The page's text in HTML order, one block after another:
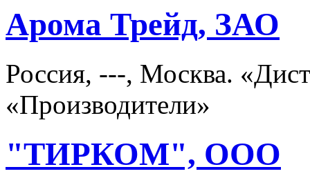
Арома Трейд, ЗАО
Россия, ---, Москва.
«Производители»
"ТИРКОМ", ООО